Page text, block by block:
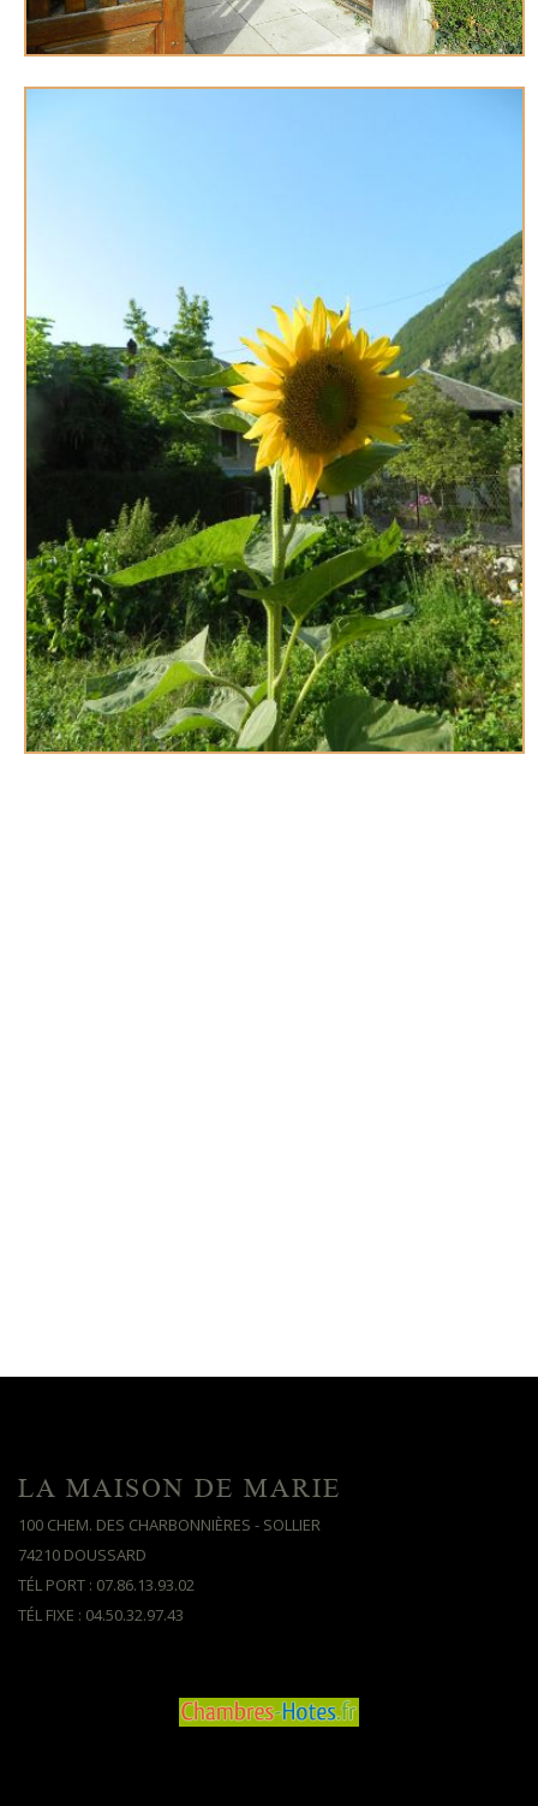
LA MAISON DE MARIE
100 CHEM. DES CHARBONNIÈRES - SOLLIER
74210 DOUSSARD
TÉL PORT : 07.86.13.93.02
TÉL FIXE : 04.50.32.97.43